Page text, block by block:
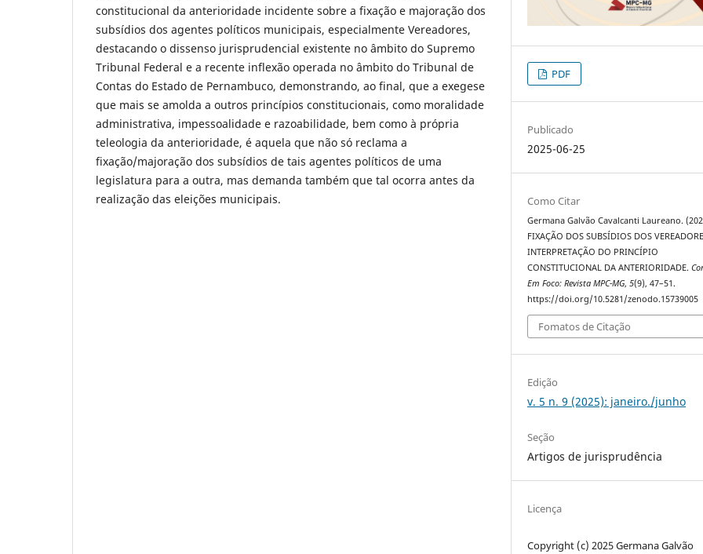
constitucional da anterioridade incidente sobre a fixação e majoração dos
subsídios dos agentes políticos municipais, especialmente Vereadores,
destacando o dissenso jurisprudencial existente no âmbito do Supremo
Tribunal Federal e a recente inflexão operada no âmbito do Tribunal de
Contas do Estado de Pernambuco, demonstrando, ao final, que a exegese
que mais se amolda a outros princípios constitucionais, como moralidade
administrativa, impessoalidade e razoabilidade, bem como à própria
teleologia da anterioridade, é aquela que não só reclama a
fixação/majoração dos subsídios de tais agentes políticos de uma
legislatura para a outra, mas demanda também que tal ocorra antes da
realização das eleições municipais.
PDF
Publicado
2025-06-25
Como Citar
Germana Galvão Cavalcanti Laureano.
FIXAÇÃO DOS SUBSÍDIOS DOS
INTERPRETAÇÃO DO PRINCÍPIO
CONSTITUCIONAL DA ANTERIORIDADE.
Em Foco: Revista MPC-MG,5(9), 47–51.
https://doi.org/10.5281/zenodo.15739005
Fomatos de Citação
Edição
v. 5 n. 9 (2025): janeiro./junho
Seção
Artigos de jurisprudência
Licença
Copyright (c) 2025 Germana Galvão